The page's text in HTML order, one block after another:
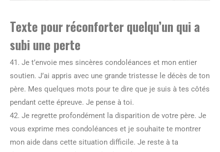
Texte pour réconforter quelqu’un qui a
subi une perte
41. Je t’envoie mes sincères condoléances et mon entier
soutien. J’ai appris avec une grande tristesse le décès de ton
père. Mes quelques mots pour te dire que je suis à tes côtés
pendant cette épreuve. Je pense à toi.
42. Je regrette profondément la disparition de votre père. Je
vous exprime mes condoléances et je souhaite te montrer
mon aide dans cette situation difficile. Je reste à ta